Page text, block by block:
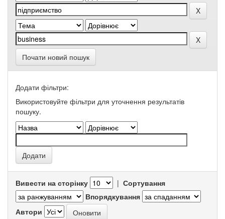
Почати новий пошук
Додати фільтри:
Використовуйте фільтри для уточнення результатів
пошуку.
Вивести на сторінку | Сортування
Впорядкування
Автори